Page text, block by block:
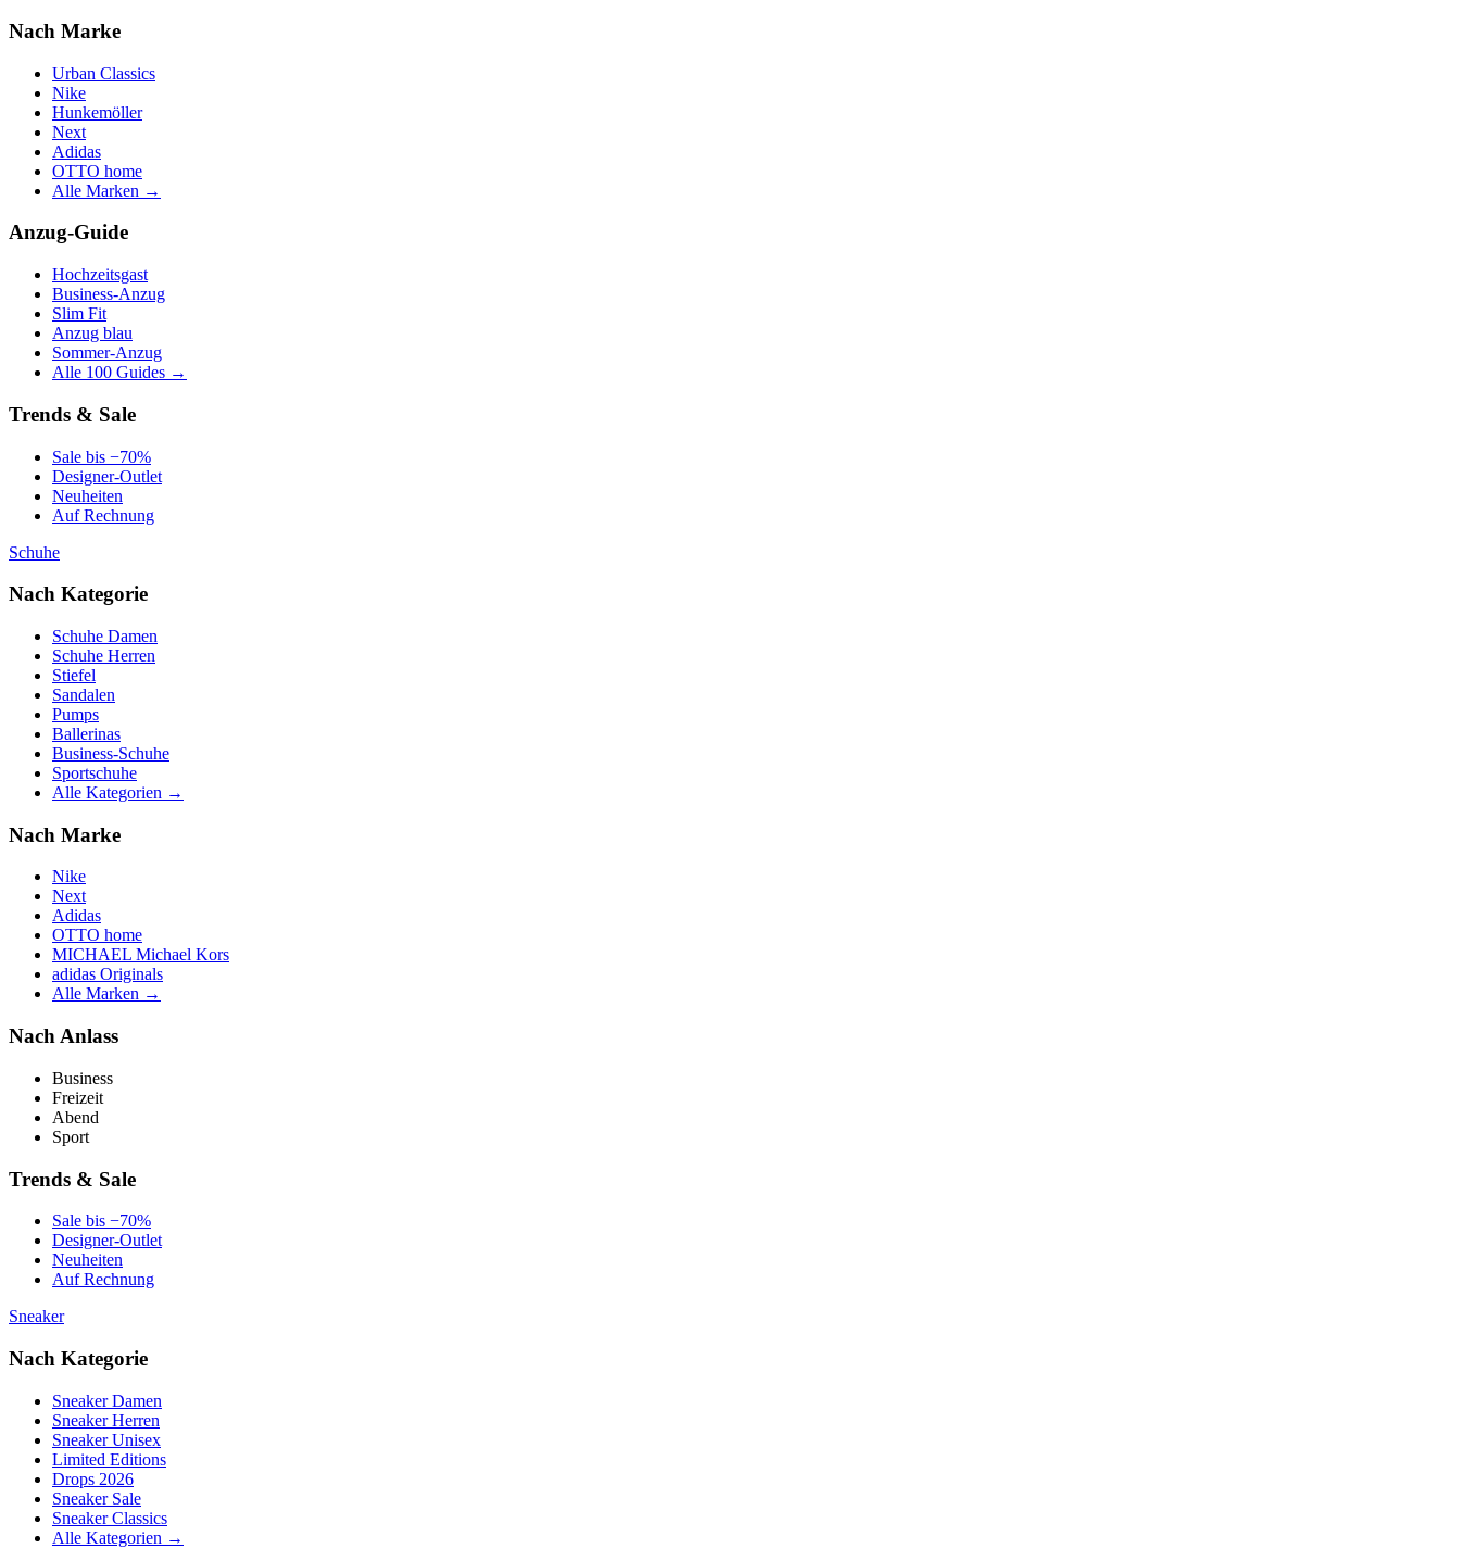
Nach Marke
Urban Classics
Nike
Hunkemöller
Next
Adidas
OTTO home
Alle Marken →
Anzug-Guide
Hochzeitsgast
Business-Anzug
Slim Fit
Anzug blau
Sommer-Anzug
Alle 100 Guides →
Trends & Sale
Sale bis −70%
Designer-Outlet
Neuheiten
Auf Rechnung
Schuhe
Nach Kategorie
Schuhe Damen
Schuhe Herren
Stiefel
Sandalen
Pumps
Ballerinas
Business-Schuhe
Sportschuhe
Alle Kategorien →
Nach Marke
Nike
Next
Adidas
OTTO home
MICHAEL Michael Kors
adidas Originals
Alle Marken →
Nach Anlass
Business
Freizeit
Abend
Sport
Trends & Sale
Sale bis −70%
Designer-Outlet
Neuheiten
Auf Rechnung
Sneaker
Nach Kategorie
Sneaker Damen
Sneaker Herren
Sneaker Unisex
Limited Editions
Drops 2026
Sneaker Sale
Sneaker Classics
Alle Kategorien →